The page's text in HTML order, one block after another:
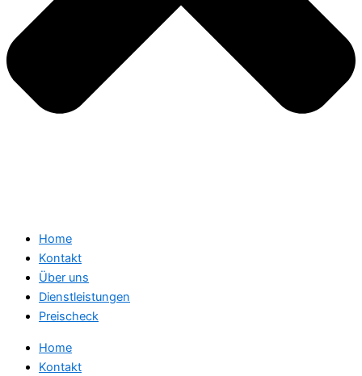
Home
Kontakt
Über uns
Dienstleistungen
Preischeck
Home
Kontakt